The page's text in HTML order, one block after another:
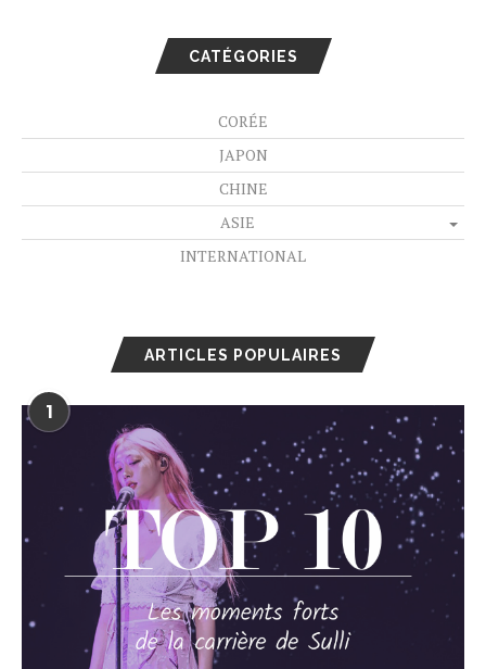
CATÉGORIES
CORÉE
JAPON
CHINE
ASIE
INTERNATIONAL
ARTICLES POPULAIRES
1